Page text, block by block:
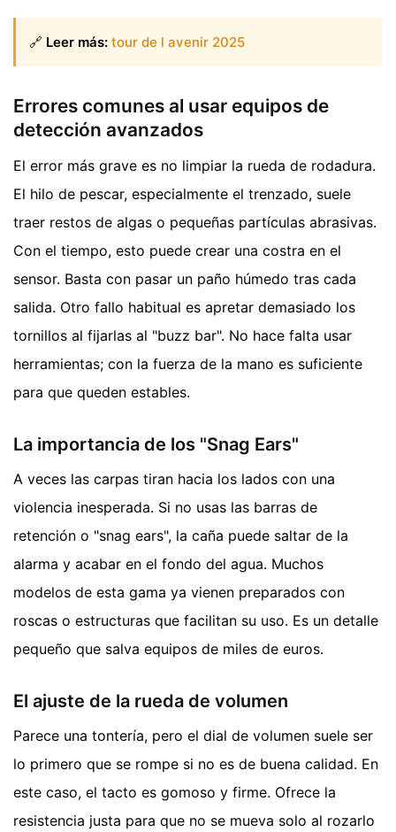
🔗 Leer más: tour de l avenir 2025
Errores comunes al usar equipos de
detección avanzados
El error más grave es no limpiar la rueda de rodadura.
El hilo de pescar, especialmente el trenzado, suele
traer restos de algas o pequeñas partículas abrasivas.
Con el tiempo, esto puede crear una costra en el
sensor. Basta con pasar un paño húmedo tras cada
salida. Otro fallo habitual es apretar demasiado los
tornillos al fijarlas al "buzz bar". No hace falta usar
herramientas; con la fuerza de la mano es suficiente
para que queden estables.
La importancia de los "Snag Ears"
A veces las carpas tiran hacia los lados con una
violencia inesperada. Si no usas las barras de
retención o "snag ears", la caña puede saltar de la
alarma y acabar en el fondo del agua. Muchos
modelos de esta gama ya vienen preparados con
roscas o estructuras que facilitan su uso. Es un detalle
pequeño que salva equipos de miles de euros.
El ajuste de la rueda de volumen
Parece una tontería, pero el dial de volumen suele ser
lo primero que se rompe si no es de buena calidad. En
este caso, el tacto es gomoso y firme. Ofrece la
resistencia justa para que no se mueva solo al rozarlo